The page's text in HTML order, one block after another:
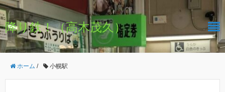
降り鉄！（高木茂久）
ホーム / 小幌駅